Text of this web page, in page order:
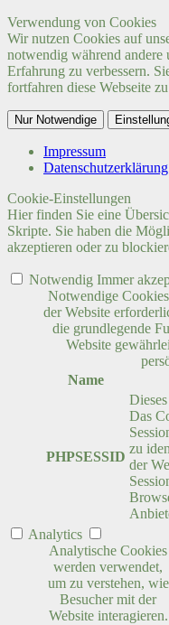
Verwendung von Cookies
Wir nutzen Cookies auf
notwendig während andere
Erfahrung zu verbessern.
fortfahren diese Webseite
Nur Notwendige
Impressum
Datenschutzerklärung
Cookie-Einstellungen
Hier finden Sie eine
Skripte. Sie haben die
akzeptieren oder zu
Notwendig Immer
Notwendige
der Website
die grundlegende
Website
Name
PHPSESSID
Das
zu
der
Analytics
Analytische Cookies
werden verwendet,
um zu verstehen, wie
Besucher mit der
Website interagieren.